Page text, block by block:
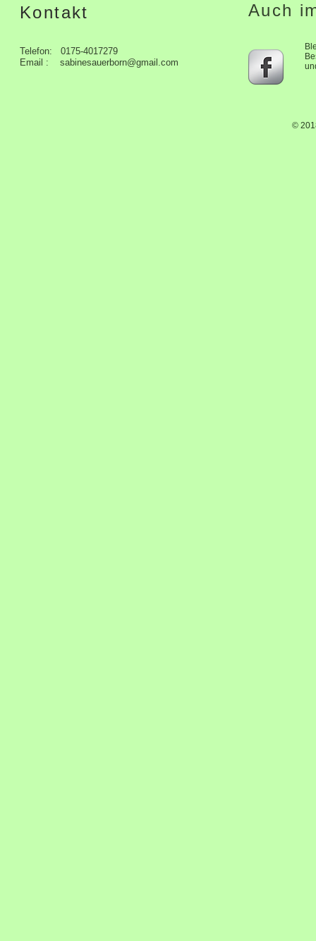
Kontakt
Telefon: 0175-4017279
Email : sabinesauerborn@gmail.com
Auch
©